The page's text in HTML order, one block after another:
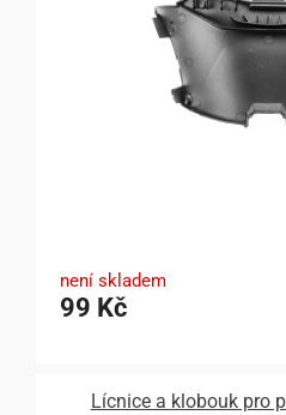
není skladem
99 Kč
Lícnice a klobouk pro